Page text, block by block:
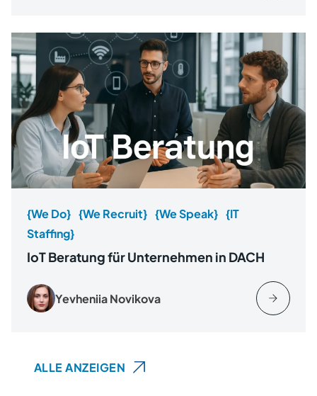
{We Do} {We Recruit} {We Speak} {IT
Staffing}
IoT Beratung für Unternehmen in DACH
Yevheniia Novikova
ALLE ANZEIGEN